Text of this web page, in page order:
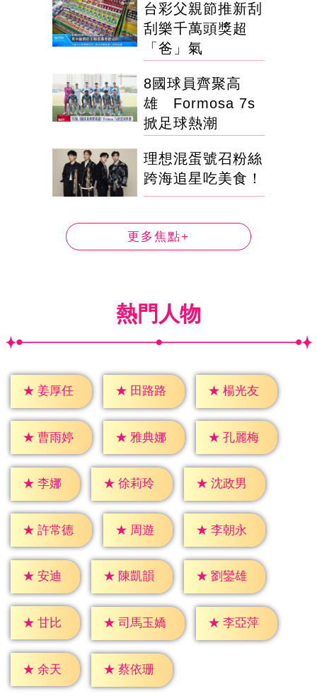
台彩父親節推新刮
刮樂千萬頭獎超
「爸」氣
8國球員齊聚高
雄 Formosa 7s
掀足球熱潮
理想混蛋號召粉絲
跨海追星吃美食！
更多焦點+
熱門人物
★ 姜厚任 ★ 田路路 ★ 楊光友
★ 曹雨婷 ★ 雅典娜 ★ 孔麗梅
★ 李娜 ★ 徐莉玲 ★ 沈政男
★ 許常德 ★ 周遊 ★ 李朝永
★ 安迪 ★ 陳凱韻 ★ 劉鑾雄
★ 甘比 ★ 司馬玉嬌 ★ 李亞萍
★ 余天 ★ 蔡依珊